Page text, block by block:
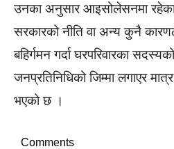
उनका अनुसार आइसोलेसनमा
सरकारको नीति वा अन्य कुनै
बहिर्गमन गर्दा घरपरिवारका
जनप्रतिनिधिको जिम्मा लगाएर
भएको छ ।
Comments